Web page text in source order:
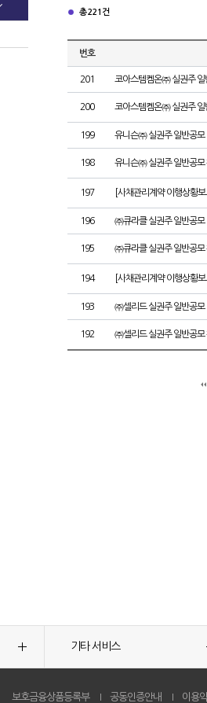
총 221건
번호
201 코아스템켐온㈜ 실권주 일
200 코아스템켐온㈜ 실권주 일
199 유니슨㈜ 실권주 일반공모
198 유니슨㈜ 실권주 일반공모
197 [사채관리계약 이행상황
196 ㈜큐라클 실권주 일반공모
195 ㈜큐라클 실권주 일반공모
194 [사채관리계약 이행상황
193 ㈜셀리드 실권주 일반공모
192 ㈜셀리드 실권주 일반공모
기타 서비스
보호금융상품등록부 공동인증안내 이용